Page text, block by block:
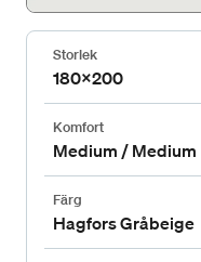
Storlek
180x200
Komfort
Medium / Medium
Färg
Hagfors Gråbeige